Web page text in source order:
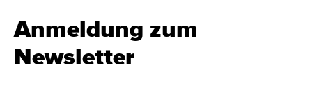
Anmeldung zum
Newsletter